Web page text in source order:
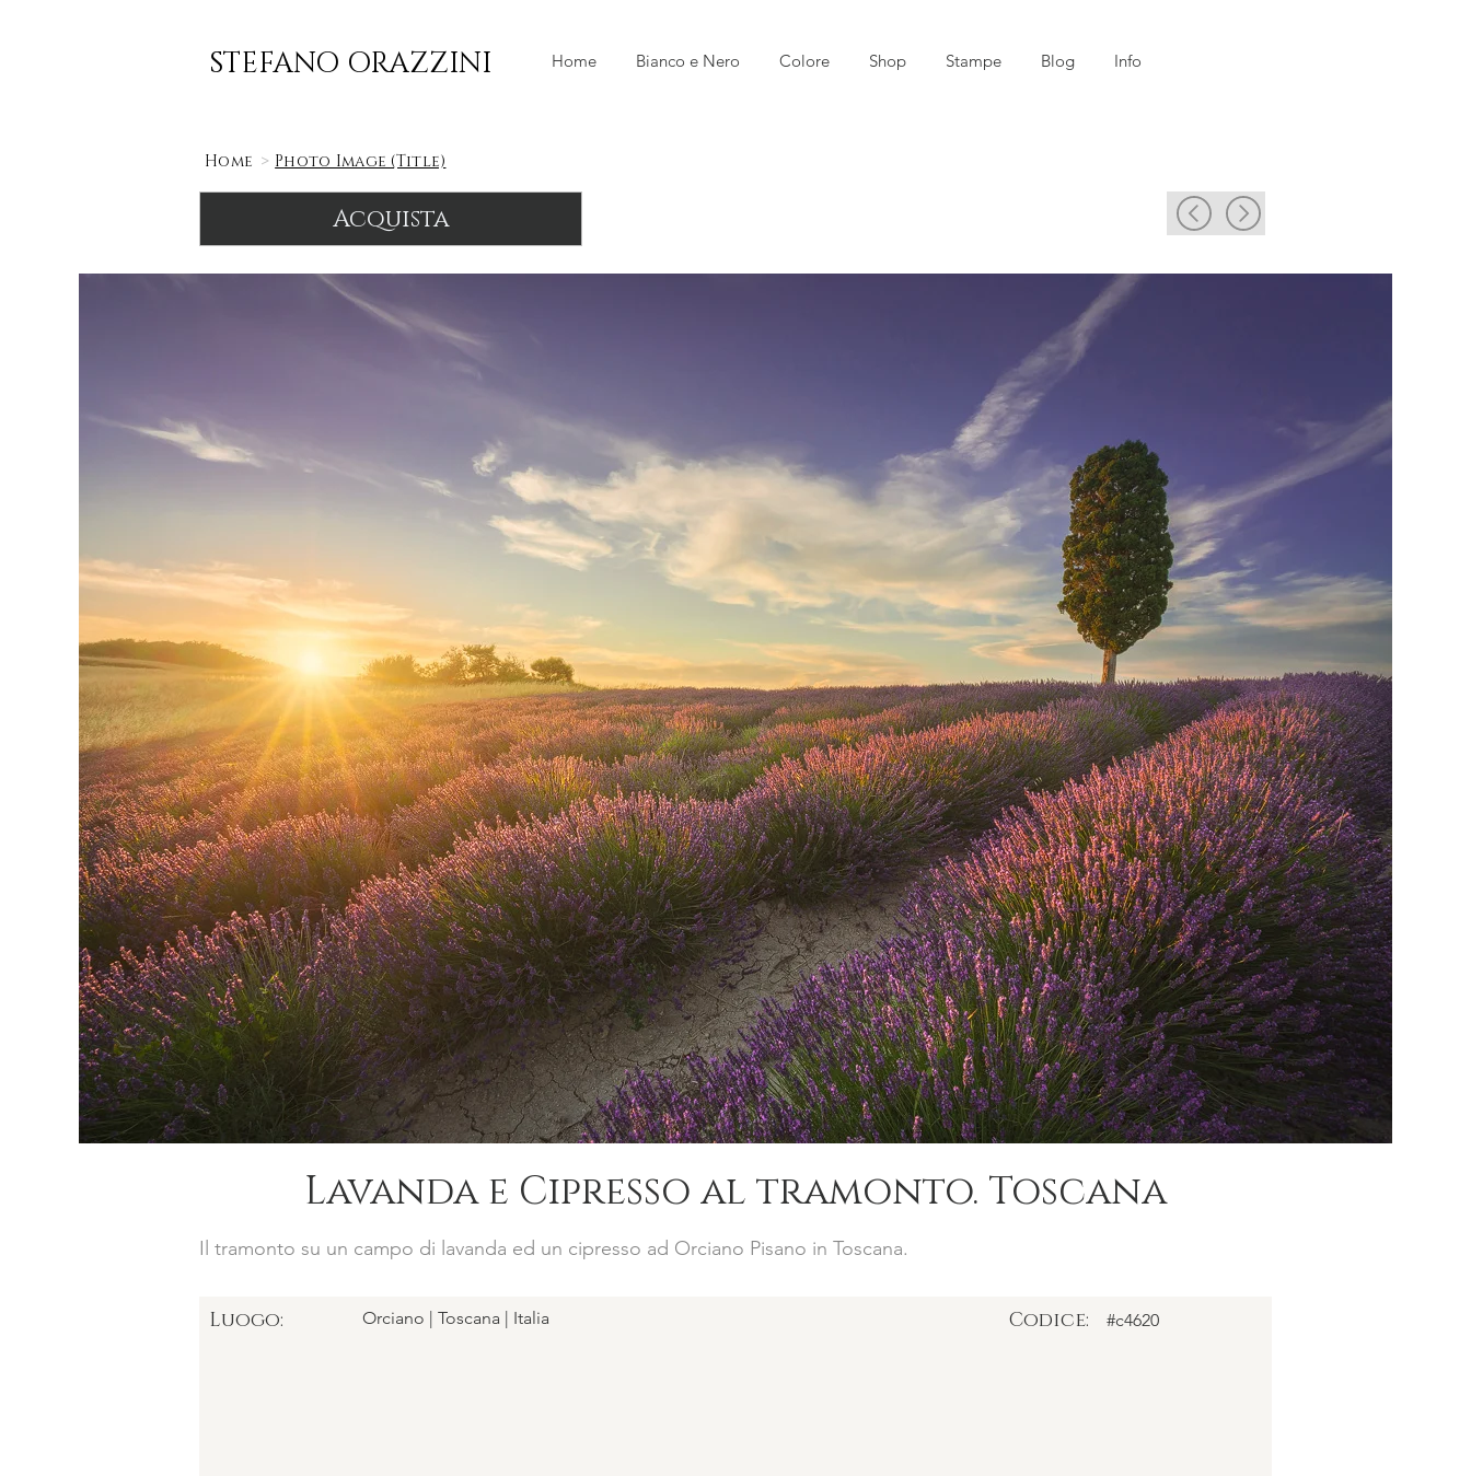
STEFANO ORAZZINI Home Bianco e Nero Colore Shop Stampe Blog Info
Home > Photo Image (Title)
Acquista
Lavanda e Cipresso al tramonto. Toscana
Il tramonto su un campo di lavanda ed un cipresso ad Orciano Pisano in Toscana.
Luogo: Orciano | Toscana | Italia Codice: #c4620